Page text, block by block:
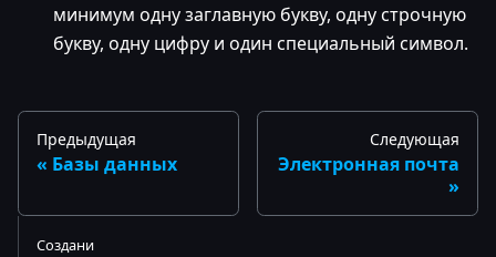
минимум одну заглавную букву, одну строчную
букву, одну цифру и один специальный символ.
Предыдущая
Базы данных
Следующая
Электронная почта
Создани